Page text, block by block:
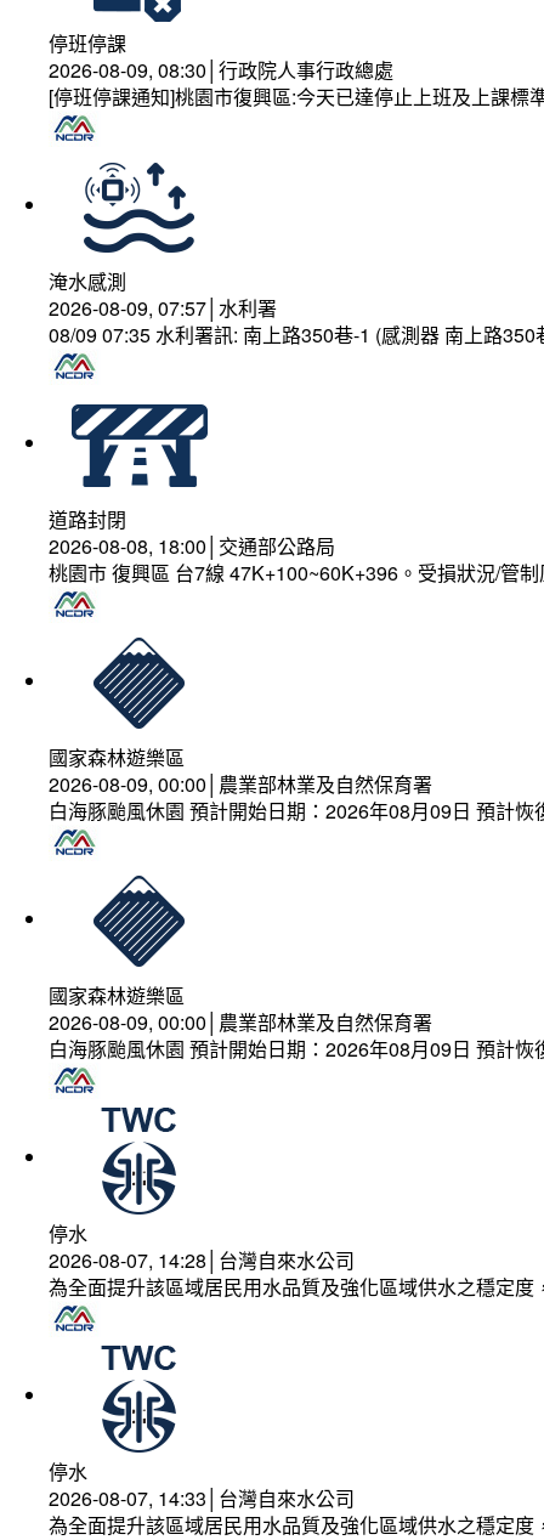
停班停課
2026-08-09, 08:30│行政院人事行政總處
[停班停課通知]桃園市復興區:今天已達停止上班及上課
淹水感測
2026-08-09, 07:57│水利署
08/09 07:35 水利署訊: 南上路350巷-1 (感測器 南上路
道路封閉
2026-08-08, 18:00│交通部公路局
桃園市 復興區 台7線 47K+100~60K+396。受損狀況/管
國家森林遊樂區
2026-08-09, 00:00│農業部林業及自然保育署
白海豚颱風休園 預計開始日期：2026年08月09日 預計
國家森林遊樂區
2026-08-09, 00:00│農業部林業及自然保育署
白海豚颱風休園 預計開始日期：2026年08月09日 預計
停水
2026-08-07, 14:28│台灣自來水公司
為全面提升該區域居民用水品質及強化區域供水之穩定
停水
2026-08-07, 14:33│台灣自來水公司
為全面提升該區域居民用水品質及強化區域供水之穩定